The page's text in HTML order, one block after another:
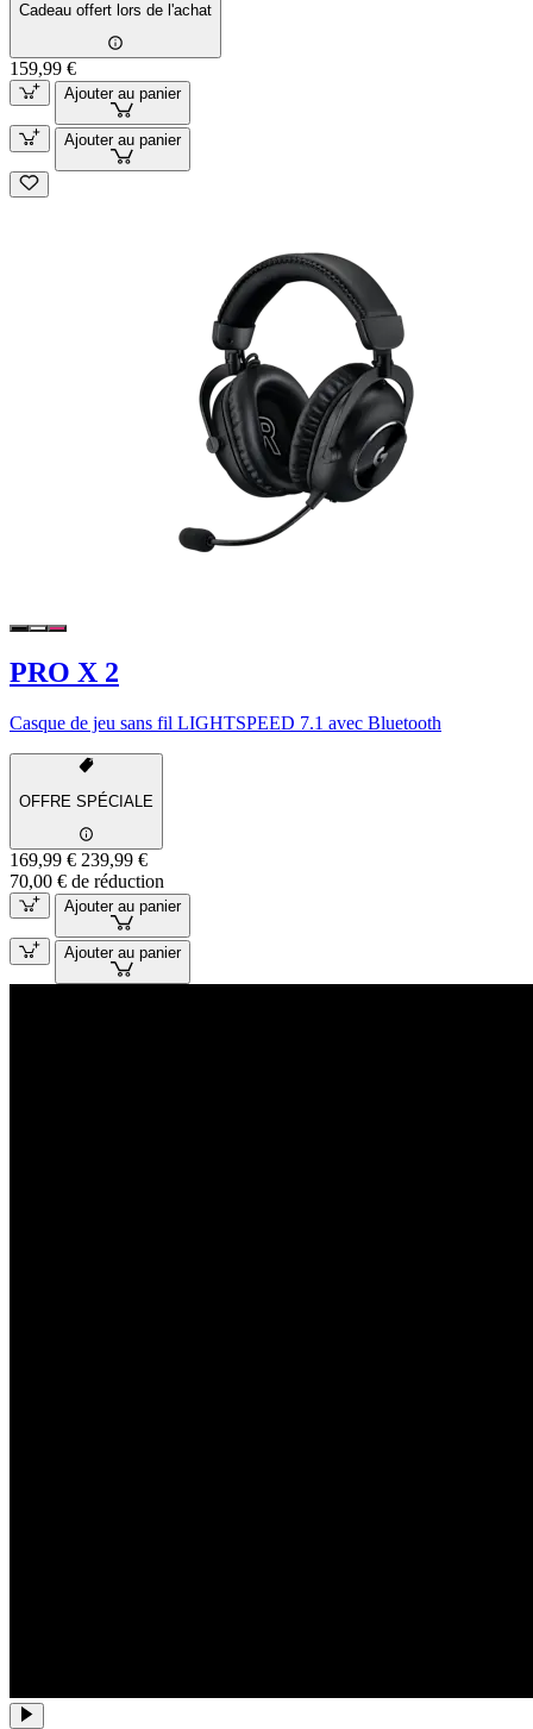
Cadeau offert lors de l'achat
159,99 €
Ajouter au panier
Ajouter au panier
PRO X 2
Casque de jeu sans fil LIGHTSPEED 7.1 avec Bluetooth
OFFRE SPÉCIALE
169,99 € 239,99 €
70,00 € de réduction
Ajouter au panier
Ajouter au panier